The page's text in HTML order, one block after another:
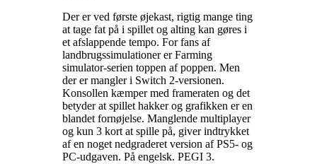
Der er ved første øjekast, rigtig mange ting
at tage fat på i spillet og alting kan gøres i
et afslappende tempo. For fans af
landbrugssimulationer er Farming
simulator-serien toppen af poppen. Men
der er mangler i Switch 2-versionen.
Konsollen kæmper med frameraten og det
betyder at spillet hakker og grafikken er en
blandet fornøjelse. Manglende multiplayer
og kun 3 kort at spille på, giver indtrykket
af en noget nedgraderet version af PS5- og
PC-udgaven. På engelsk. PEGI 3.